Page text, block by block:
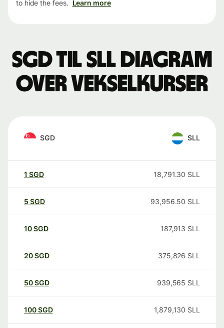
to hide the fees. Learn more
SGD til SLL Diagram
over vekselkurser
SGD SLL
1 SGD 18,791.30 SLL
5 SGD 93,956.50 SLL
10SGD 187,913 SLL
20SGD 375,826 SLL
50SGD 939,565 SLL
100SGD 1,879,130 SLL